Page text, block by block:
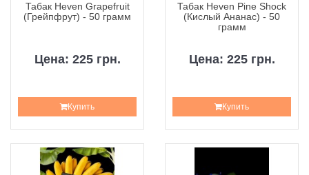
Табак Heven Grapefruit
(Грейпфрут) - 50 грамм
Цена: 225 грн.
Купить
Табак Heven Pine Shock
(Кислый Ананас) - 50
грамм
Цена: 225 грн.
Купить